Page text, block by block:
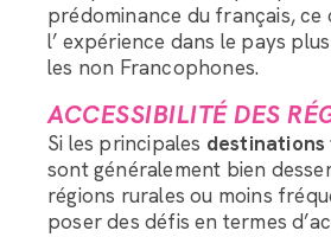
prédominance du français, ce
l’ expérience dans le pays
les non Francophones.
ACCESSIBILITÉ DES
Si les principales
sont généralement bien
régions rurales ou moins
poser des défis en termes